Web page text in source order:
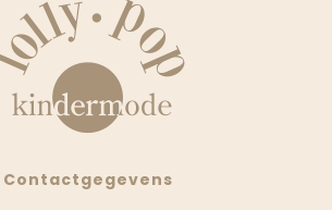
Contactgegevens